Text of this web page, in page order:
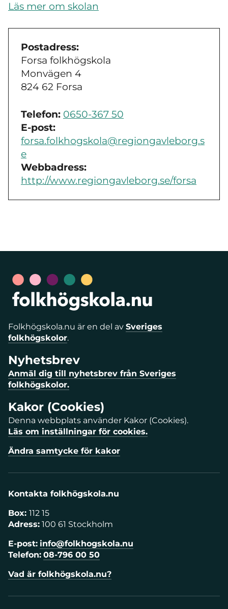
Läs mer om skolan
Postadress:
Forsa folkhögskola
Monvägen 4
824 62 Forsa
Telefon: 0650-367 50
E-post:
forsa.folkhogskola@regiongavleborg.s
e
Webbadress:
http://www.regiongavleborg.se/forsa
Folkhögskola.nu är en del av Sveriges
folkhögskolor.
Nyhetsbrev
Anmäl dig till nyhetsbrev från Sveriges
folkhögskolor.
Kakor (Cookies)
Denna webbplats använder Kakor (Cookies).
Läs om inställningar för cookies.
Ändra samtycke för kakor
Kontakta folkhögskola.nu
Box: 112 15
Adress: 100 61 Stockholm
E-post: info@folkhogskola.nu
Telefon: 08-796 00 50
Vad är folkhögskola.nu?